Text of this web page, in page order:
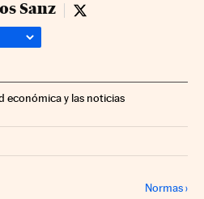
Sanz Juan Carlos Sanz -
económica y las noticias
Facebook
en Twitter
Normas›